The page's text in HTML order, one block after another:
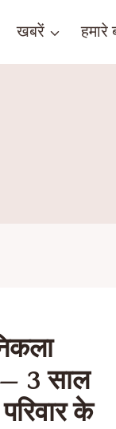
खबरें हमारे
— 3 साल
के